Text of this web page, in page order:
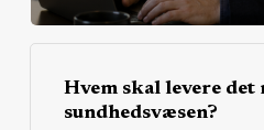
Hvem skal levere det
sundhedsvæsen?